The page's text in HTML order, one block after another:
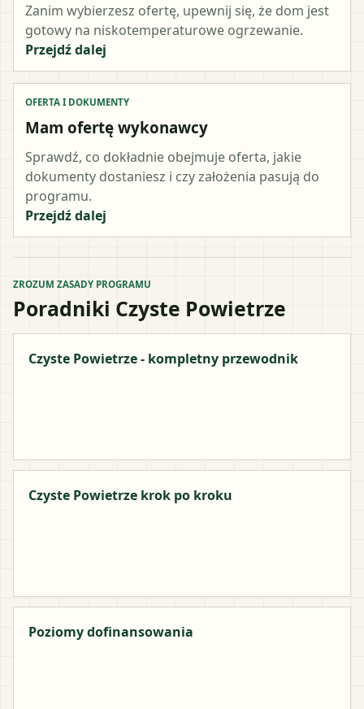
Zanim wybierzesz ofertę, upewnij się, że dom jest
gotowy na niskotemperaturowe ogrzewanie.
Przejdź dalej
OFERTA I DOKUMENTY
Mam ofertę wykonawcy
Sprawdź, co dokładnie obejmuje oferta, jakie
dokumenty dostaniesz i czy założenia pasują do
programu.
Przejdź dalej
ZROZUM ZASADY PROGRAMU
Poradniki Czyste Powietrze
Czyste Powietrze - kompletny przewodnik
Czyste Powietrze krok po kroku
Poziomy dofinansowania